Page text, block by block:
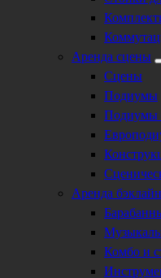
Аренда сцены
Сцены
Подиумы
Подиумы
Аренда
Комбо и